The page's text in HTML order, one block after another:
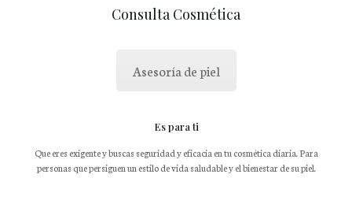
Consulta Cosmética
Asesoría de piel
Es para ti
Que eres exigente y buscas seguridad y eficacia en tu cosmética diaria. Para
personas que persiguen un estilo de vida saludable y el bienestar de su piel.